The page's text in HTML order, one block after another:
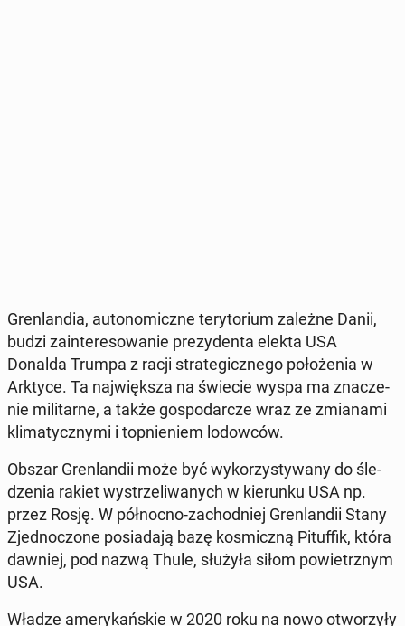
Gren­lan­dia, au­to­no­micz­ne te­ry­to­rium zależne Danii,
budzi za­in­te­re­so­wa­nie pre­zy­den­ta elekta USA
Donalda Trumpa z racji stra­te­gicz­ne­go po­ło­że­nia w
Arktyce. Ta naj­więk­sza na świecie wyspa ma zna­cze­
nie mi­li­tar­ne, a także go­spo­dar­cze wraz ze zmia­na­mi
kli­ma­tycz­ny­mi i top­nie­niem lo­dow­ców.
Obszar Gren­lan­dii może być wy­ko­rzy­sty­wa­ny do śle­
dze­nia rakiet wy­strze­li­wa­nych w kie­run­ku USA np.
przez Rosję. W pół­noc­no-za­chod­niej Gren­lan­dii Stany
Zjed­no­czo­ne po­sia­da­ją bazę ko­smicz­ną Pi­tuf­fik, która
dawniej, pod nazwą Thule, służyła siłom po­wietrz­nym
USA.
Władze ame­ry­kań­skie w 2020 roku na nowo otwo­rzy­ły